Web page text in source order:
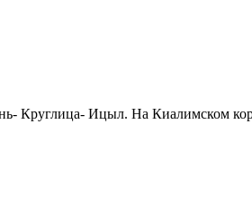
Круглица- Ицыл. На Киалимском